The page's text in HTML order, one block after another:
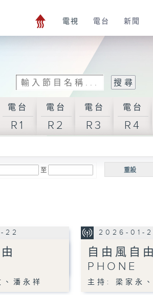
電視 電台 新聞
電台
R1
電台
R2
電台
R3
電台
R4
至 重設
22
潘永祥
2026-01-
自由風自由
PHONE
主持: 梁家永